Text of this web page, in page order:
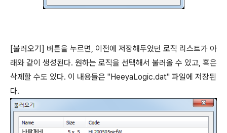
[불러오기] 버튼을 누르면, 이전에 저장해두었던 로직 리스트가 아
래와 같이 생성된다. 원하는 로직을 선택해서 불러올 수 있고, 혹은
삭제할 수도 있다. 이 내용들은 "HeeyaLogic.dat" 파일에 저장된
다.